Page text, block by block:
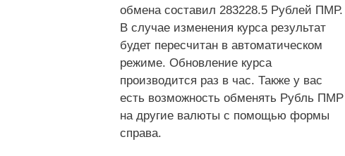
обмена составил 283228.5 Рублей ПМР.
В случае изменения курса результат
будет пересчитан в автоматическом
режиме. Обновление курса
производится раз в час. Также у вас
есть возможность обменять Рубль ПМР
на другие валюты с помощью формы
справа.